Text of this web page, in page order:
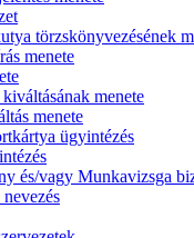
törzskönyvezésének
menete
menete
menete
ügyintézés
és/vagy Munkavizsga